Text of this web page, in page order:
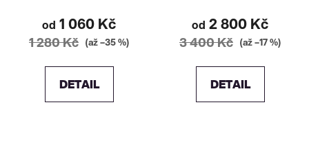
od 1 060 Kč
1 280 Kč (až –35 %)
DETAIL
od 2 800 Kč
3 400 Kč (až –17 %)
DETAIL